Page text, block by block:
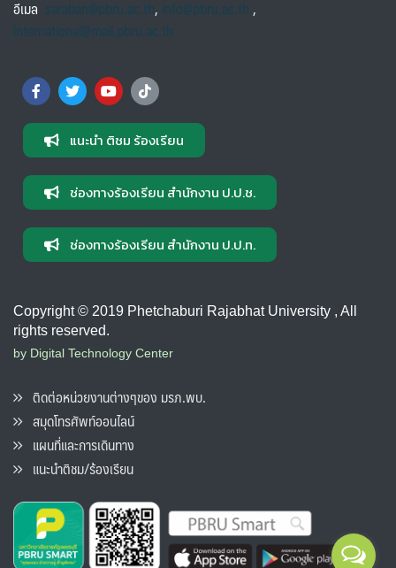
อีเมล saraban@pbru.ac.th, info@pbru.ac.th,
international@mail.pbru.ac.th
แนะนำ ติชม ร้องเรียน
ช่องทางร้องเรียน สำนักงาน ป.ป.ช.
ช่องทางร้องเรียน สำนักงาน ป.ป.ท.
Copyright © 2019 Phetchaburi Rajabhat University , All
rights reserved.
by Digital Technology Center
ติดต่อหน่วยงานต่างๆของ มรภ.พบ.
สมุดโทรศัพท์ออนไลน์
แผนที่และการเดินทาง
แนะนำติชม/ร้องเรียน